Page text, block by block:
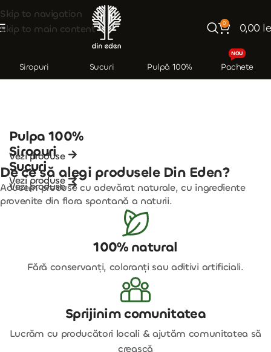
Skip to navigation
Skip to main content
0 0,00
Siropuri Sucuri Pulpă 100% Pachete
NOU
Pulpa 100%
Vezi produse
Siropuri
Vezi produse
Sucuri
Vezi produse
De ce să alegi produsele Din Eden?
Aducem produse cu adevărat naturale, cu ingrediente
provenite din flora spontană a naturii.
100% natural
Fără conservanți, coloranți sau aditivi artificiali.
Sprijinim comunitatea
Lucrăm cu producători locali & ajutăm comunitatea să
crească